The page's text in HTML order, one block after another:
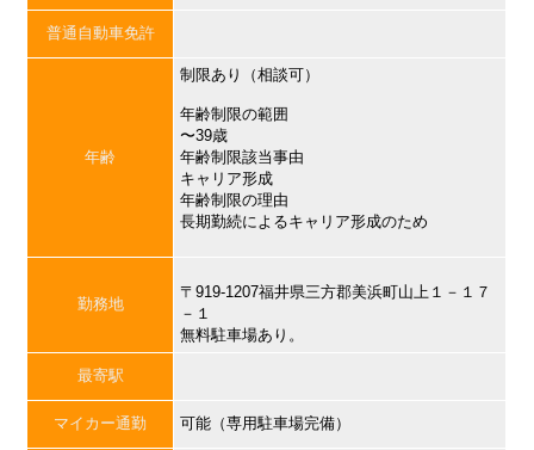
普通自動車免許
年齢
制限あり（相談可）
年齢制限の範囲
〜39歳
年齢制限該当事由
キャリア形成
年齢制限の理由
長期勤続によるキャリア形成のため
勤務地
〒919-1207福井県三方郡美浜町山上１－１７
－１
無料駐車場あり。
最寄駅
マイカー通勤 可能（専用駐車場完備）